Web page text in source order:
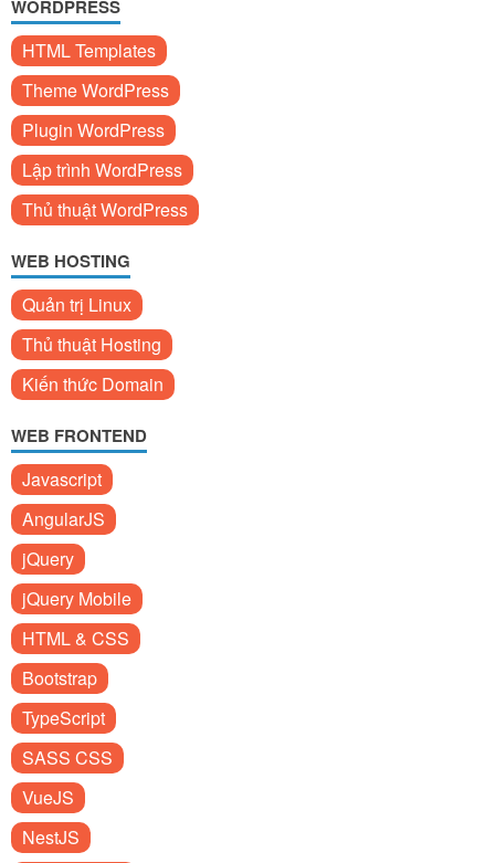
WORDPRESS
HTML Templates
Theme WordPress
Plugin WordPress
Lập trình WordPress
Thủ thuật WordPress
WEB HOSTING
Quản trị Linux
Thủ thuật Hosting
Kiến thức Domain
WEB FRONTEND
Javascript
AngularJS
jQuery
jQuery Mobile
HTML & CSS
Bootstrap
TypeScript
SASS CSS
VueJS
NestJS